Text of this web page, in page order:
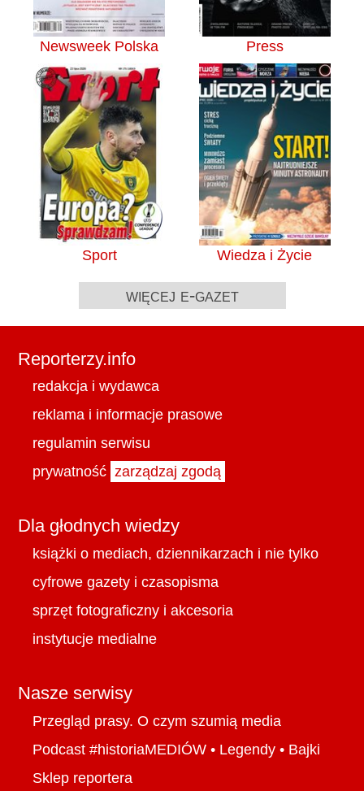
Newsweek Polska Press
Sport Wiedza i Życie
więcej e-gazet
Reporterzy.info
redakcja i wydawca
reklama i informacje prasowe
regulamin serwisu
prywatność zarządzaj zgodą
Dla głodnych wiedzy
książki o mediach, dziennikarzach i nie tylko
cyfrowe gazety i czasopisma
sprzęt fotograficzny i akcesoria
instytucje medialne
Nasze serwisy
Przegląd prasy. O czym szumią media
Podcast #historiaMEDIÓW • Legendy • Bajki
Sklep reportera